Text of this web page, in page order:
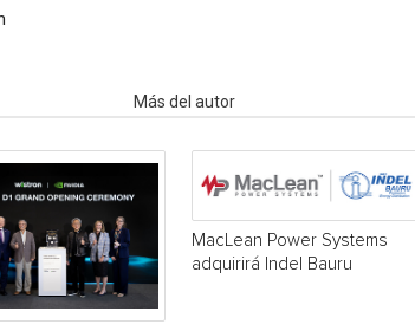
Más del autor
MacLean Power Systems
adquirirá Indel Bauru